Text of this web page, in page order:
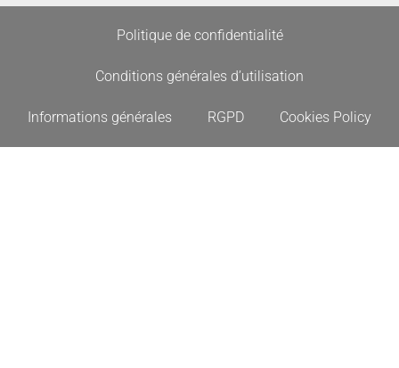
Politique de confidentialité
Conditions générales d’utilisation
Informations générales RGPD Cookies Policy